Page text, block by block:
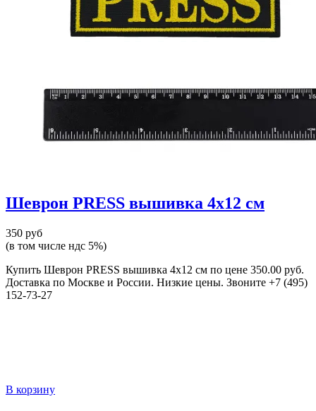
Шеврон PRESS вышивка 4х12 см
350 руб
(в том числе ндс 5%)
Купить Шеврон PRESS вышивка 4х12 см по цене 350.00 руб.
Доставка по Москве и России. Низкие цены. Звоните +7 (495)
152-73-27
В корзину